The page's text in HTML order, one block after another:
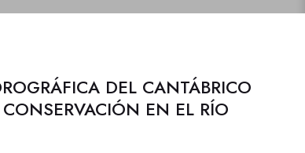
DEL CANTÁBRICO
EN EL RÍO